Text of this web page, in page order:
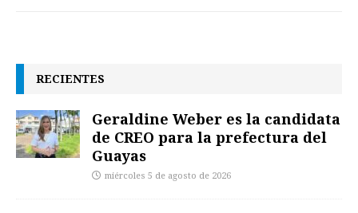
RECIENTES
Geraldine Weber es la candidata
de CREO para la prefectura del
Guayas
miércoles 5 de agosto de 2026